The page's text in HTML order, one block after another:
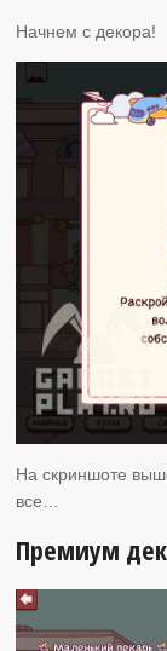
Начнем с декора!
На скриншоте
все…
Премиум